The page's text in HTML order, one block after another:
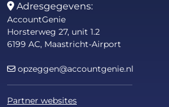
Adresgegevens:
AccountGenie
Horsterweg 27, unit 1.2
6199 AC, Maastricht-Airport
opzeggen@accountgenie.nl
Partner websites